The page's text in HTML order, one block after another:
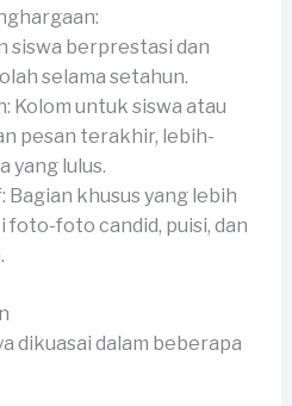
siswa berprestasi dan
selama setahun.
Kolom untuk siswa atau
pesan terakhir, lebih-
yang lulus.
Bagian khusus yang lebih
foto candid, puisi, dan
dikuasai dalam beberapa